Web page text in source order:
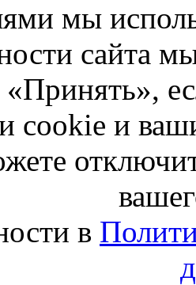
мы
сайта
cookie и
в